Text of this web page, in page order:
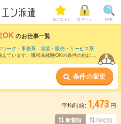
気になる! ログイン 検索
OK のお仕事一覧
ワーク・事務系、 営業・販売・サービス系
ています。職種未経験OKの条件の他に、
条件の変更
平均時給: 1,473 円
新着順 時給順